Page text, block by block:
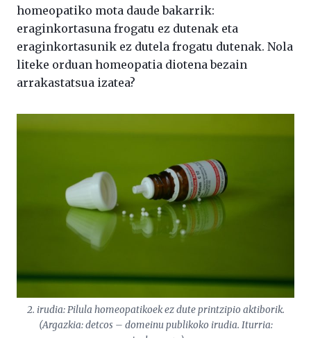
homeopatiko mota daude bakarrik:
eraginkortasuna frogatu ez dutenak eta
eraginkortasunik ez dutela frogatu dutenak. Nola
liteke orduan homeopatia diotena bezain
arrakastatsua izatea?
2. irudia: Pilula homeopatikoek ez dute printzipio aktiborik.
(Argazkia: detcos – domeinu publikoko irudia. Iturria: